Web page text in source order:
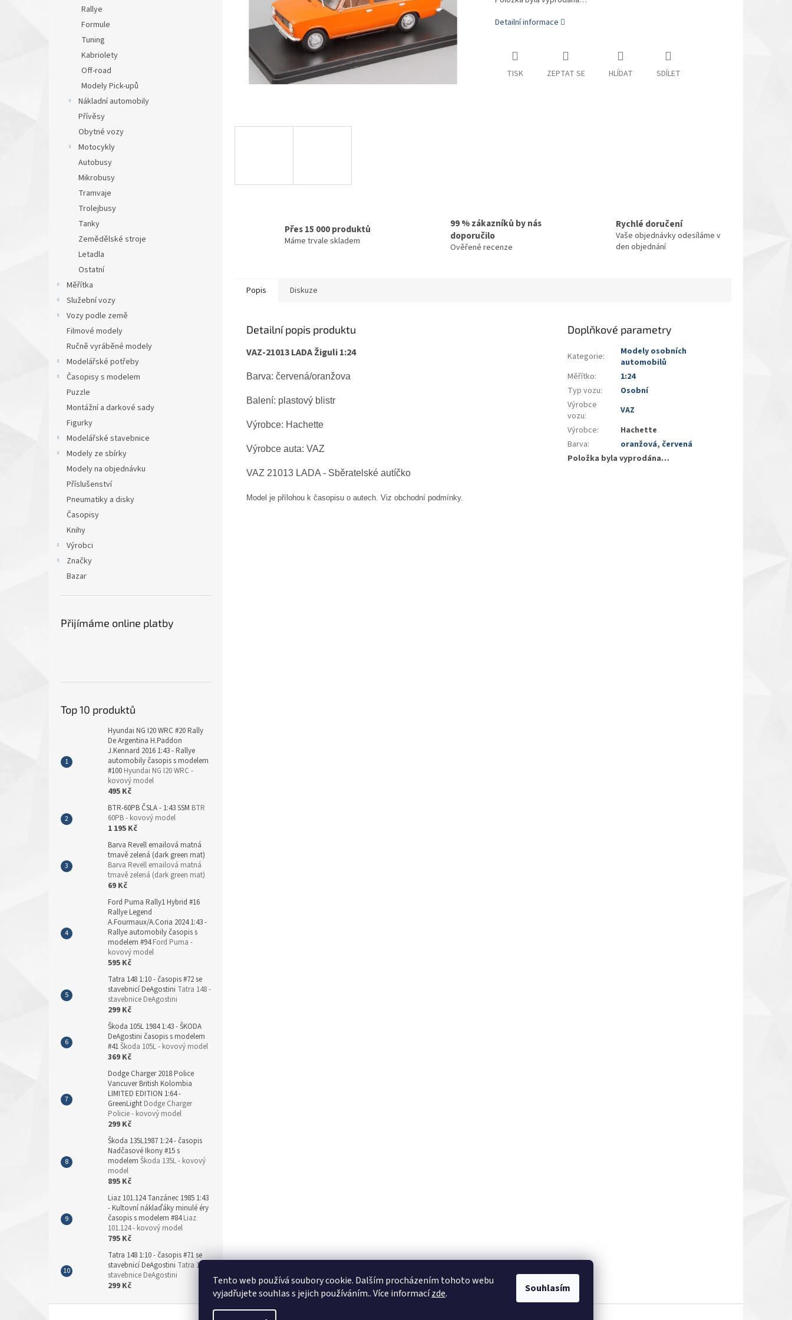
Tento web používá soubory cookie. Dalším procházením tohoto webu
vyjadřujete souhlas s jejich používáním.. Více informacízde. Souhlasím
Rallye
Formule
Tuning
Kabriolety
Off-road
Modely Pick-upů
Nákladní automobily
Přívěsy
Obytné vozy
Motocykly
Autobusy
Mikrobusy
Tramvaje
Trolejbusy
Tanky
Zemědělské stroje
Letadla
Ostatní
Měřítka
Služební vozy
Vozy podle země
Filmové modely
Ručně vyráběné modely
Modelářské potřeby
Časopisy s modelem
Puzzle
Montážní a darkové sady
Figurky
Modelářské stavebnice
Modely ze sbírky
Modely na objednávku
Příslušenství
Pneumatiky a disky
Časopisy
Knihy
Výrobci
Značky
Bazar
Přijímáme online platby
Top 10 produktů
Hyundai NG I20 WRC #20 Rally
De Argentina H.Paddon
J.Kennard 2016 1:43 - Rallye
automobily časopis s modelem
#100 Hyundai NG I20 WRC -
kovový model
495 Kč
BTR-60PB ČSLA - 1:43 SSM BTR
60PB - kovový model
1 195 Kč
Barva Revell emailová matná
tmavě zelená (dark green mat)
Barva Revell emailová matná
tmavě zelená (dark green mat)
69 Kč
Ford Puma Rally1 Hybrid #16
Rallye Legend
A.Fourmaux/A.Coria 2024 1:43 -
Rallye automobily časopis s
modelem #94Ford Puma -
kovový model
595 Kč
Tatra 148 1:10 - časopis #72 se
stavebnicí DeAgostini Tatra 148 -
stavebnice DeAgostini
299 Kč
Škoda 105L 1984 1:43 - ŠKODA
DeAgostini časopis s modelem
#41Škoda 105L - kovový model
369 Kč
Dodge Charger 2018 Police
Vancuver British Kolombia
LIMITED EDITION 1:64 -
GreenLight Dodge Charger
Policie - kovový model
299 Kč
Škoda 135L1987 1:24 - časopis
Nadčasové Ikony #15 s
modelem Škoda 135L - kovový
model
895 Kč
Liaz 101.124 Tanzánec 1985 1:43
- Kultovní náklaďáky minulé éry
časopis s modelem #84Liaz
101.124 - kovový model
795 Kč
Tatra 148 1:10 - časopis #71 se
stavebnicí DeAgostini Tatra 148 -
stavebnice DeAgostini
299 Kč
Detailní informace
TISK ZEPTAT SE HLÍDAT SDÍLET
Přes 15 000 produktů
Máme trvale skladem
99 % zákazníků by nás
doporučilo
Ověřené recenze
Rychlé doručení
Vaše objednávky odesíláme v
den objednání
Popis Diskuze
Detailní popis produktu
VAZ-21013 LADA Žiguli 1:24
Barva: červená/oranžova
Balení: plastový blistr
Výrobce: Hachette
Výrobce auta: VAZ
VAZ 21013 LADA - Sběratelské autíčko
Model je přílohou k časopisu o autech. Viz obchodní podmínky.
Doplňkové parametry
Kategorie:
Modely osobních
automobilů
Měřítko:
1:24
Typ vozu:
Osobní
Výrobce
vozu:
VAZ
Výrobce:
Hachette
Barva: oranžová, červená
Položka byla vyprodána…